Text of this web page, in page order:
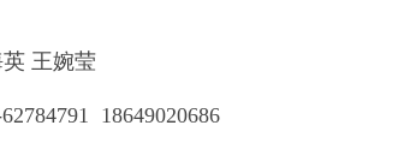
王婉莹
18649020686